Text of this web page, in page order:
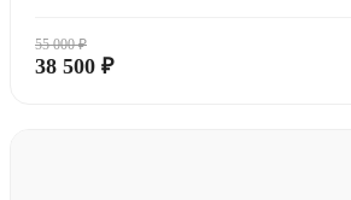
55 000 ₽
38 500 ₽